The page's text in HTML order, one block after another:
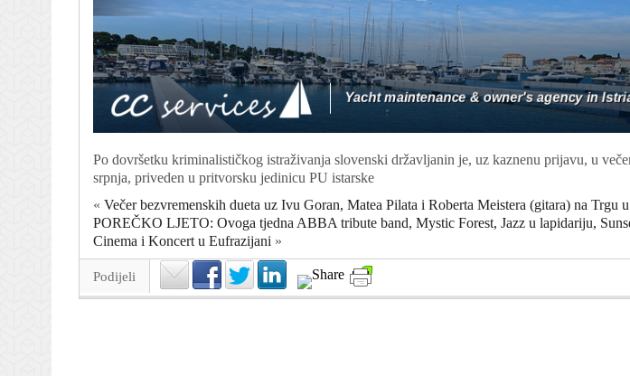
Po dovršetku kriminalističkog istraživanja slovenski državljanin je, uz kaznenu prijavu, u
srpnja, priveden u pritvorsku jedinicu PU istarske
« Večer bezvremenskih dueta uz Ivu Goran, Matea Pilata i Roberta Meistera (gitara) na Trgu
POREČKO LJETO: Ovoga tjedna ABBA tribute band, Mystic Forest, Jazz u lapidariju,
Cinema i Koncert u Eufrazijani »
Podijeli